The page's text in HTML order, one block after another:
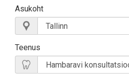
Asukoht
Teenus